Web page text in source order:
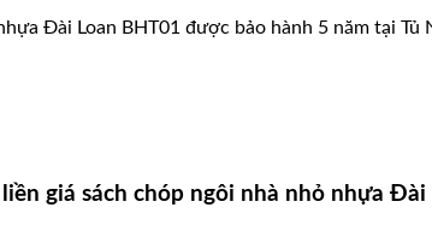
Đài Loan BHT01 được bảo hành 5 năm tại
giá sách chóp ngôi nhà nhỏ nhựa Đài